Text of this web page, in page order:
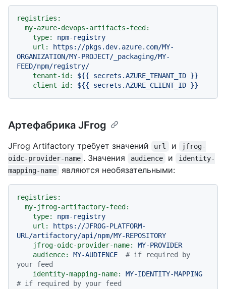
registries:
my-azure-devops-artifacts-feed:
type:
npm-registry
url:
https://pkgs.dev.azure.com/MY-
ORGANIZATION/MY-PROJECT/_packaging/MY-
FEED/npm/registry/
tenant-id:
${{ secrets.AZURE_TENANT_ID }}
client-id:
${{ secrets.AZURE_CLIENT_ID }}
Артефабрика JFrog
JFrog Artifactory требует значений url и
jfrog-
oidc-provider-name . Значения audience и
identity-
mapping-name
являются необязательными:
registries:
my-jfrog-artifactory-feed:
type:
npm-registry
url:
https://JFROG-PLATFORM-
URL/artifactory/api/npm/MY-REPOSITORY
jfrog-oidc-provider-name:
MY-PROVIDER
audience:
MY-AUDIENCE
# if required by
your feed
identity-mapping-name:
MY-IDENTITY-MAPPING
# if required by your feed